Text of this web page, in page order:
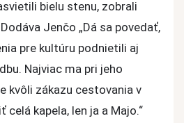
bielu stenu, zobrali
Jenčo „Dá sa povedať,
pre kultúru podnietili aj
Najviac ma pri jeho
kvôli zákazu cestovania v
celá kapela, len ja a Majo.“